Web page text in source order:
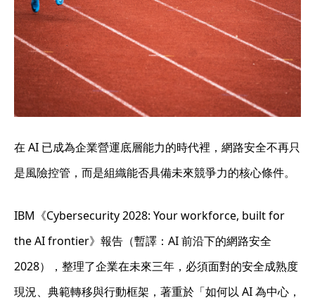
在 AI 已成為企業營運底層能力的時代裡，網路安全不再只
是風險控管，而是組織能否具備未來競爭力的核心條件。
IBM《Cybersecurity 2028: Your workforce, built for
the AI frontier》報告（暫譯：AI 前沿下的網路安全
2028），整理了企業在未來三年，必須面對的安全成熟度
現況、典範轉移與行動框架，著重於 「如何以 AI 為中心，